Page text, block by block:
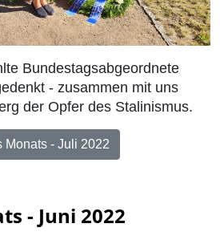
Bundestagsabgeordnete
- zusammen mit uns
der Opfer des Stalinismus.
Monats - Juli 2022
- Juni 2022